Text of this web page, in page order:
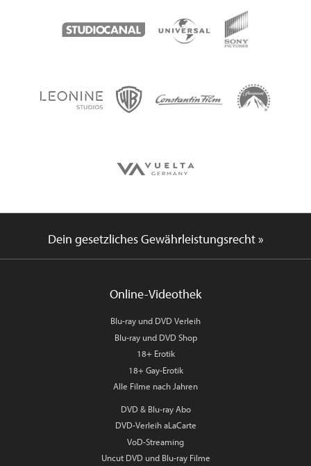
Dein gesetzliches Gewährleistungsrecht »
Online-Videothek
Blu-ray und DVD Verleih
Blu-ray und DVD Shop
18+ Erotik
18+ Gay-Erotik
Alle Filme nach Jahren
DVD & Blu-ray Abo
DVD-Verleih aLaCarte
VoD-Streaming
Uncut DVD und Blu-ray Filme